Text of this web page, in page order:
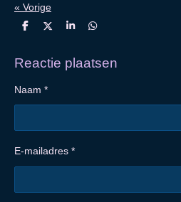
« Vorige
D
e
n
D
l
S
r
e
D
e
n
Reactie plaatsen
Naam *
E-mailadres *